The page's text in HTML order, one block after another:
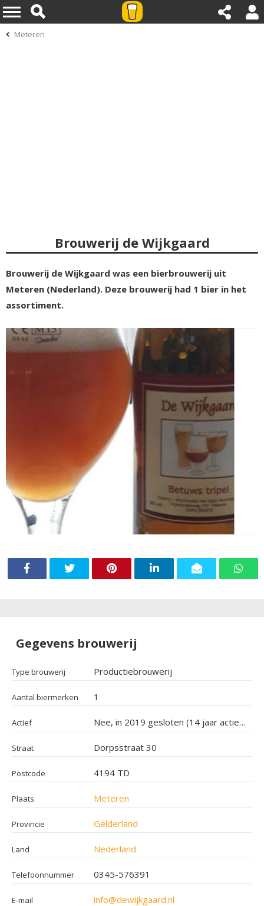
Meteren
Brouwerij de Wijkgaard
Brouwerij de Wijkgaard was een bierbrouwerij uit
Meteren (Nederland). Deze brouwerij had 1 bier in het
assortiment.
Gegevens brouwerij
Type brouwerij Productiebrouwerij
Aantal biermerken 1
Actief Nee, in 2019 gesloten (14 jaar actief geweest)
Straat Dorpsstraat 30
Postcode 4194 TD
Plaats Meteren
Provincie Gelderland
Land Nederland
Telefoonnummer 0345-576391
E-mail info@dewijkgaard.nl